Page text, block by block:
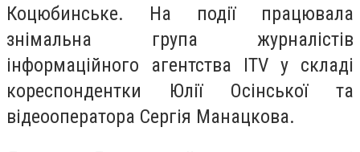
Коцюбинське. На події працювала
знімальна група журналістів
інформаційного агентства ITV у складі
кореспондентки Юлії Осінської та
відеооператора Сергія Манацкова.